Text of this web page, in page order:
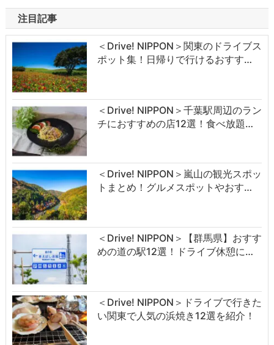
注目記事
＜Drive! NIPPON＞関東のドライブス
ポット集！日帰りで行けるおすす…
＜Drive! NIPPON＞千葉駅周辺のラン
チにおすすめの店12選！食べ放題…
＜Drive! NIPPON＞嵐山の観光スポッ
トまとめ！グルメスポットやおす…
＜Drive! NIPPON＞【群馬県】おすす
めの道の駅12選！ドライブ休憩に…
＜Drive! NIPPON＞ドライブで行きた
い関東で人気の浜焼き12選を紹介！